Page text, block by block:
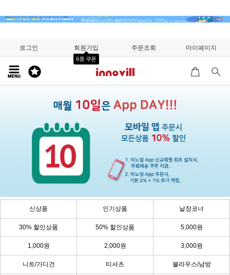
로그인 회원가입
6종 쿠폰
주문조회 마이페이지
신상품 인기상품 낱장코너
30% 할인상품 50% 할인상품 5,000원
1,000원 2,000원 3,000원
니트/가디건 티셔츠 블라우스/남방